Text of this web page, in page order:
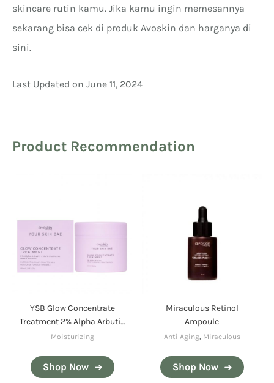
skincare rutin kamu. Jika kamu ingin memesannya
sekarang bisa cek di produk Avoskin dan harganya di
sini.
Last Updated on June 11, 2024
Product Recommendation
YSB Glow Concentrate
Treatment 2% Alpha Arbutin
+ Multi Probiome + Beta
Moisturizing
Shop Now
Miraculous Retinol
Ampoule
Anti Aging, Miraculous
Shop Now